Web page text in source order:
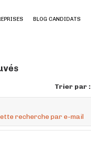
BLOG CANDIDATS
Trier par :
recherche par e-mail